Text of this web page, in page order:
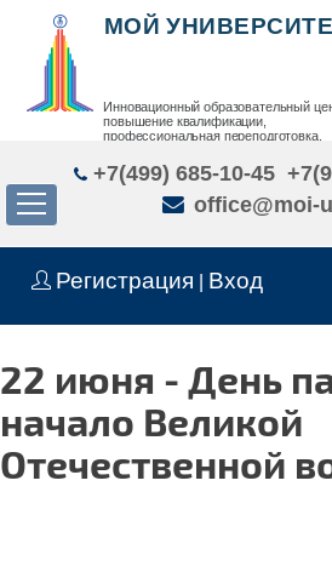
Регистрация Вход
МОЙ
Инновационный образовательный
повышение квалификации,
профессиональная переподготовка,
+7(499) 685-10-45
office@moi-
22 июня - День
начало Великой
Отечественной